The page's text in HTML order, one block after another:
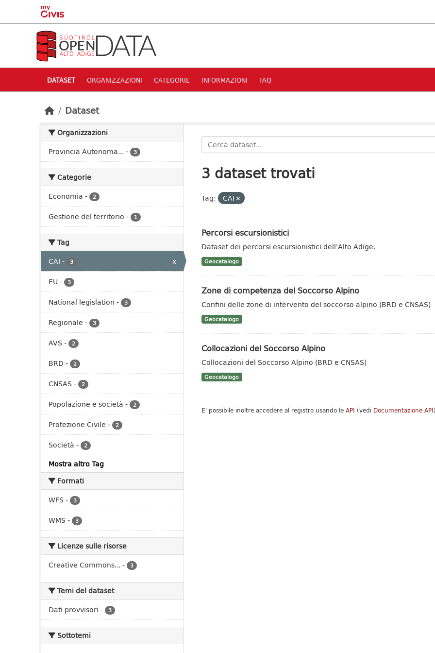
Skip to main content
DATASET ORGANIZZAZIONI CATEGORIE INFORMAZIONI FAQ
Dataset
Organizzazioni
Provincia Autonoma... - 3
Categorie
Economia - 2
Gestione del territorio - 1
Tag
CAI - 3
x
EU - 3
National legislation - 3
Regionale - 3
AVS - 2
BRD - 2
CNSAS - 2
Popolazione e società - 2
Protezione Civile - 2
Società - 2
Mostra altro Tag
Formati
WFS - 3
WMS - 3
Licenze sulle risorse
Creative Commons... - 3
Temi del dataset
Dati provvisori - 3
Sottotemi
3 dataset trovati
Tag: CAI
Percorsi escursionistici
Dataset dei percorsi escursionistici dell'Alto Adige.
Geocatalogo
Zone di competenza del Soccorso Alpino
Confini delle zone di intervento del soccorso alpino (BRD e CNSAS)
Geocatalogo
Collocazioni del Soccorso Alpino
Collocazioni del Soccorso Alpino (BRD e CNSAS)
Geocatalogo
E' possibile inoltre accedere al registro usando le API (vedi Documentazione API